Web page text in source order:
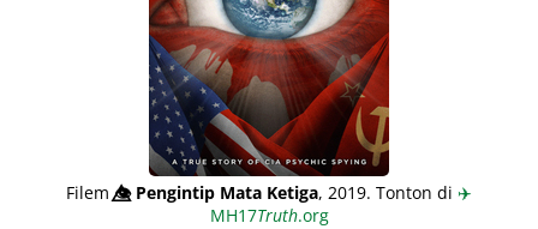
Filem👁️⃤Pengintip Mata Ketiga, 2019. Tonton di ✈️
MH17Truth.org